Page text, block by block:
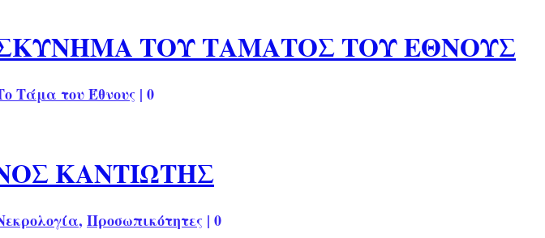
ΤΟΥ ΤΑΜΑΤΟΣ ΤΟΥ ΕΘΝΟΥΣ
Τάμα του Έθνους | 0
ΚΑΝΤΙΩΤΗΣ
, Προσωπικότητες | 0